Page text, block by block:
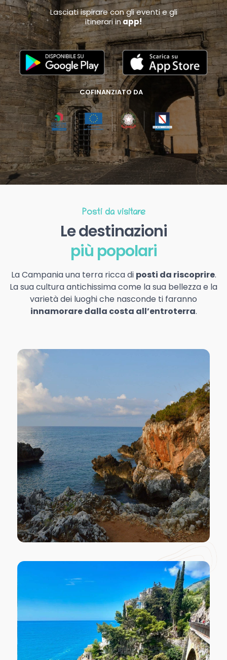
Lasciati ispirare con gli eventi e gli
itinerari inapp!
COFINANZIATO DA
Posti da visitare
Le destinazioni
più popolari
La Campania una terra ricca di posti da riscoprire.
La sua cultura antichissima come la sua bellezza e la
varietà dei luoghi che nasconde ti faranno
innamorare dalla costa all’entroterra.